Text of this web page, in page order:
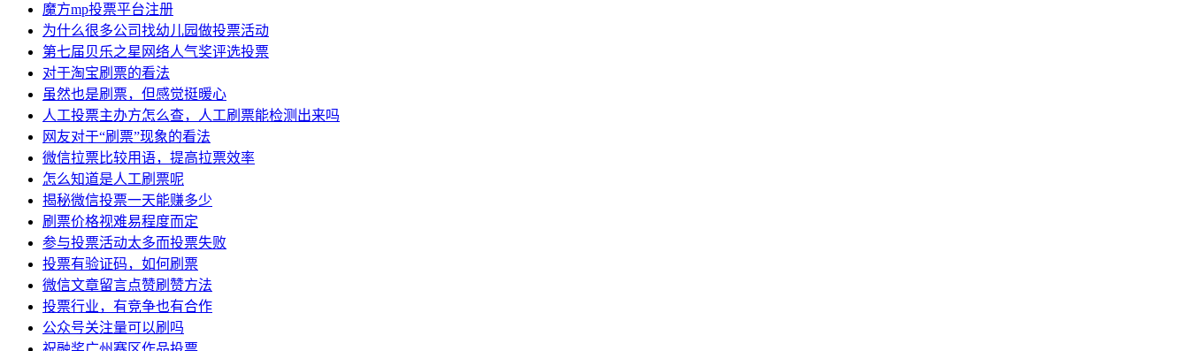
魔方mp投票平台注册
为什么很多公司找幼儿园做投票活动
第七届贝乐之星网络人气奖评选投票
对于淘宝刷票的看法
虽然也是刷票，但感觉挺暖心
人工投票主办方怎么查，人工刷票能检测出来吗
网友对于“刷票”现象的看法
微信拉票比较用语，提高拉票效率
怎么知道是人工刷票呢
揭秘微信投票一天能赚多少
刷票价格视难易程度而定
参与投票活动太多而投票失败
投票有验证码，如何刷票
微信文章留言点赞刷赞方法
投票行业，有竞争也有合作
公众号关注量可以刷吗